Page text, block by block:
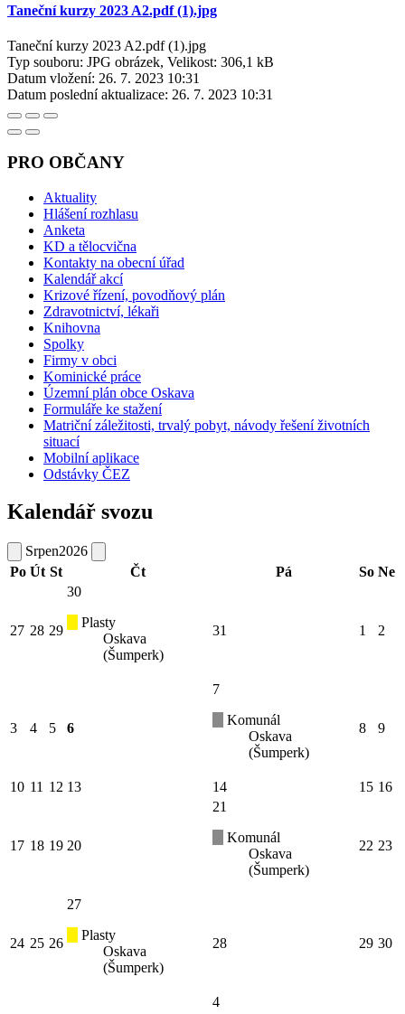
Taneční kurzy 2023 A2.pdf (1).jpg
Taneční kurzy 2023 A2.pdf (1).jpg
Typ souboru: JPG obrázek, Velikost: 306,1 kB
Datum vložení: 26. 7. 2023 10:31
Datum poslední aktualizace: 26. 7. 2023 10:31
PRO OBČANY
Aktuality
Hlášení rozhlasu
Anketa
KD a tělocvična
Kontakty na obecní úřad
Kalendář akcí
Krizové řízení, povodňový plán
Zdravotnictví, lékaři
Knihovna
Spolky
Firmy v obci
Kominické práce
Územní plán obce Oskava
Formuláře ke stažení
Matriční záležitosti, trvalý pobyt, návody řešení životních
situací
Mobilní aplikace
Odstávky ČEZ
Kalendář svozu
Srpen2026
Po Út St Čt Pá So Ne
27 28 29
30
Plasty
Oskava
(Šumperk)
31 1 2
3 4 5 6
7
Komunál
Oskava
(Šumperk)
8 9
10 11 12 13 14 15 16
17 18 19 20
21
Komunál
Oskava
(Šumperk)
22 23
24 25 26
27
Plasty
Oskava
(Šumperk)
28 29 30
4